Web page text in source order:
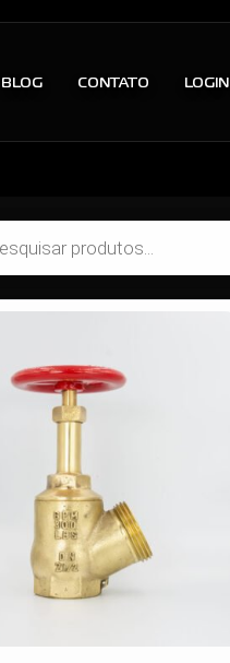
BLOG CONTATO LOGIN